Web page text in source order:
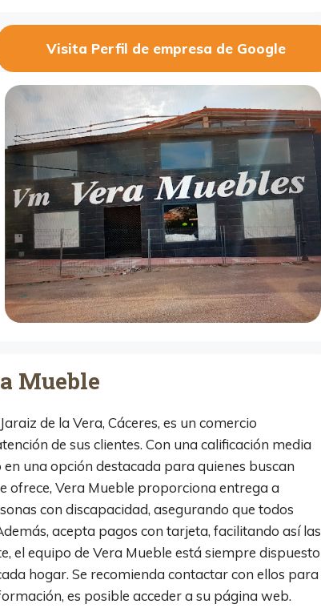
Visita Perfil de empresa de Google
Mueble
de la Vera, Cáceres, es un comercio
de sus clientes. Con una calificación media
una opción destacada para quienes buscan
ofrece, Vera Mueble proporciona entrega a
con discapacidad, asegurando que todos
acepta pagos con tarjeta, facilitando así las
el equipo de Vera Mueble está siempre dispuesto
hogar. Se recomienda contactar con ellos para
es posible acceder a su página web.